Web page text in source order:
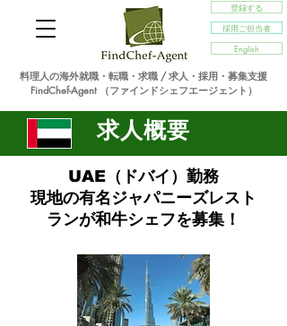
採用ご担当者
登録する
English
料理人の海外就職・転職・求職 / 求人・採用・募集支援
FindChef-Agent （ファインドシェフエージェント）
求人概要
UAE（ドバイ）勤務
現地の有名ジャパニーズレスト
ランが和牛シェフを募集！